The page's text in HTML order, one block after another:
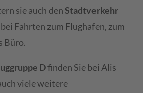
sie auch denStadtverkehr
Fahrten zum Flughafen, zum
Büro.
Dfinden Sie bei Alis
viele weitere